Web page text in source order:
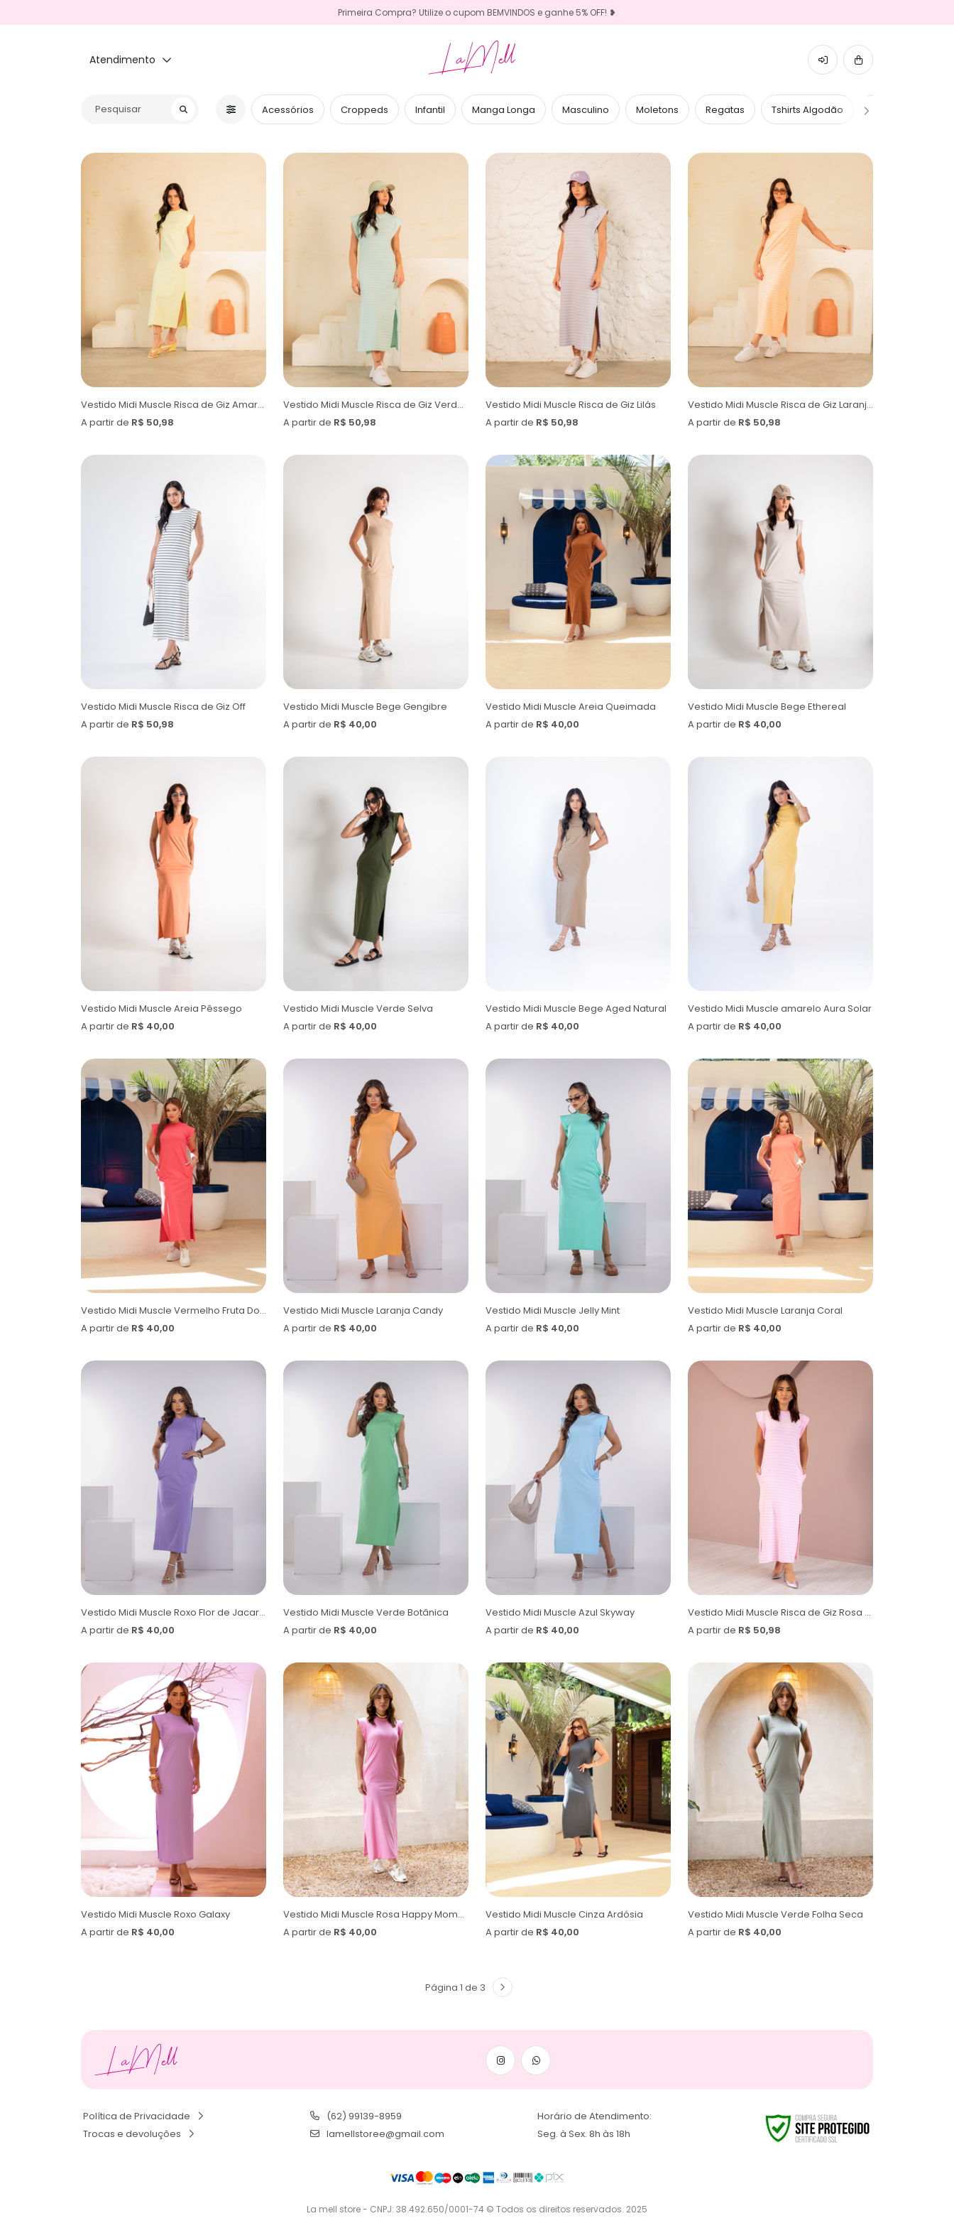
Primeira Compra? Utilize o cupom BEMVINDOS e ganhe 5% OFF! ❥
Atendimento LaMell
Acessórios Croppeds Infantil Manga Longa Masculino Moletons Regatas Tshirts Algodão
Vestido Midi Muscle Risca de Giz Amarelo Bebê
A partir de R$ 50,98
Vestido Midi Muscle Risca de Giz Verde Bebê
A partir de R$ 50,98
Vestido Midi Muscle Risca de Giz Lilás
A partir de R$ 50,98
Vestido Midi Muscle Risca de Giz Laranja Candy
A partir de R$ 50,98
Vestido Midi Muscle Risca de Giz Off
A partir de R$ 50,98
Vestido Midi Muscle Bege Gengibre
A partir de R$ 40,00
Vestido Midi Muscle Areia Queimada
A partir de R$ 40,00
Vestido Midi Muscle Bege Ethereal
A partir de R$ 40,00
Vestido Midi Muscle Areia Pêssego
A partir de R$ 40,00
Vestido Midi Muscle Verde Selva
A partir de R$ 40,00
Vestido Midi Muscle Bege Aged Natural
A partir de R$ 40,00
Vestido Midi Muscle amarelo Aura Solar
A partir de R$ 40,00
Vestido Midi Muscle Vermelho Fruta Doce
A partir de R$ 40,00
Vestido Midi Muscle Laranja Candy
A partir de R$ 40,00
Vestido Midi Muscle Jelly Mint
A partir de R$ 40,00
Vestido Midi Muscle Laranja Coral
A partir de R$ 40,00
Vestido Midi Muscle Roxo Flor de Jacarandá
A partir de R$ 40,00
Vestido Midi Muscle Verde Botânica
A partir de R$ 40,00
Vestido Midi Muscle Azul Skyway
A partir de R$ 40,00
Vestido Midi Muscle Risca de Giz Rosa Surreal
A partir de R$ 50,98
Vestido Midi Muscle Roxo Galaxy
A partir de R$ 40,00
Vestido Midi Muscle Rosa Happy Moments
A partir de R$ 40,00
Vestido Midi Muscle Cinza Ardósia
A partir de R$ 40,00
Vestido Midi Muscle Verde Folha Seca
A partir de R$ 40,00
Página 1 de 3
LaMell
Política de Privacidade
Trocas e devoluções
(62) 99139-8959
lamellstoree@gmail.com
Horário de Atendimento:
Seg. à Sex. 8h às 18h
La mell store - CNPJ: 38.492.650/0001-74 © Todos os direitos reservados. 2025